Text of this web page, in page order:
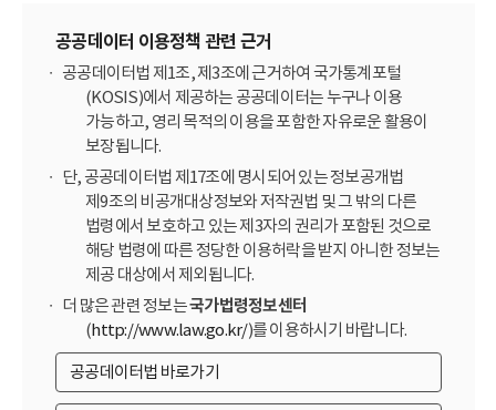
공공데이터 이용정책 관련 근거
공공데이터법 제1조, 제3조에 근거하여 국가통계포털
(KOSIS)에서 제공하는 공공데이터는 누구나 이용
가능하고, 영리 목적의 이용을 포함한 자유로운 활용이
보장됩니다.
단, 공공데이터법 제17조에 명시되어 있는 정보공개법
제9조의 비공개대상정보와 저작권법 및 그 밖의 다른
법령에서 보호하고 있는 제3자의 권리가 포함된 것으로
해당 법령에 따른 정당한 이용허락을 받지 아니한 정보는
제공 대상에서 제외됩니다.
더 많은 관련 정보는국가법령정보센터
(http://www.law.go.kr/)를 이용하시기 바랍니다.
공공데이터법 바로가기